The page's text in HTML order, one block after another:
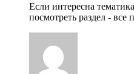
Если интересна
посмотреть раздел - все